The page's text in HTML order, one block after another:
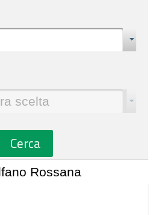
scelta
Cerca
Rossana